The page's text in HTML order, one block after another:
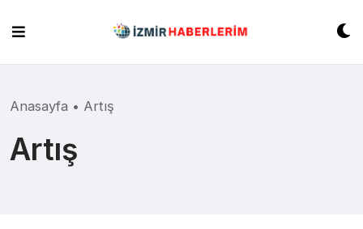
content
Anasayfa • Artış
Artış